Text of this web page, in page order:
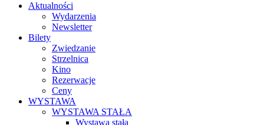
Aktualności
Wydarzenia
Newsletter
Bilety
Zwiedzanie
Strzelnica
Kino
Rezerwacje
Ceny
WYSTAWA
WYSTAWA STAŁA
Wystawa stała